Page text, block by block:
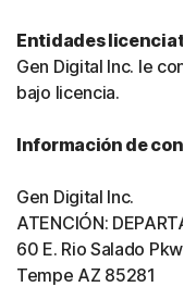
Entidades
Gen Digital Inc. le
bajo licencia.
Información de
Gen Digital Inc.
ATENCIÓN:
60 E. Rio Salado
Tempe AZ 85281